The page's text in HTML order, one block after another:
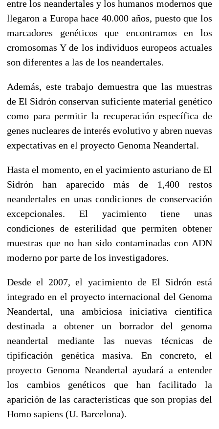
entre los neandertales y los humanos modernos que
llegaron a Europa hace 40.000 años, puesto que los
marcadores genéticos que encontramos en los
cromosomas Y de los individuos europeos actuales
son diferentes a las de los neandertales.
Además, este trabajo demuestra que las muestras
de El Sidrón conservan suficiente material genético
como para permitir la recuperación específica de
genes nucleares de interés evolutivo y abren nuevas
expectativas en el proyecto Genoma Neandertal.
Hasta el momento, en el yacimiento asturiano de El
Sidrón han aparecido más de 1,400 restos
neandertales en unas condiciones de conservación
excepcionales. El yacimiento tiene unas
condiciones de esterilidad que permiten obtener
muestras que no han sido contaminadas con ADN
moderno por parte de los investigadores.
Desde el 2007, el yacimiento de El Sidrón está
integrado en el proyecto internacional del Genoma
Neandertal, una ambiciosa iniciativa científica
destinada a obtener un borrador del genoma
neandertal mediante las nuevas técnicas de
tipificación genética masiva. En concreto, el
proyecto Genoma Neandertal ayudará a entender
los cambios genéticos que han facilitado la
aparición de las características que son propias del
Homo sapiens (U. Barcelona).